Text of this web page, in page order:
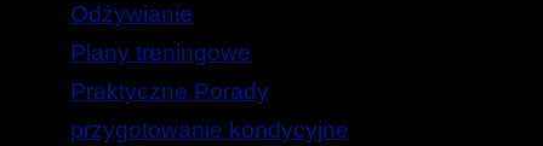
Odżywianie
Plany treningowe
Praktyczne Porady
przygotowanie kondycyjne